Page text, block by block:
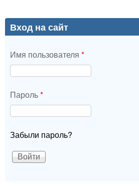
Вход на сайт
Имя пользователя *
Пароль*
Забыли пароль?